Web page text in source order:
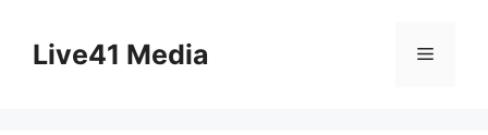
contentLive41 Media Menu